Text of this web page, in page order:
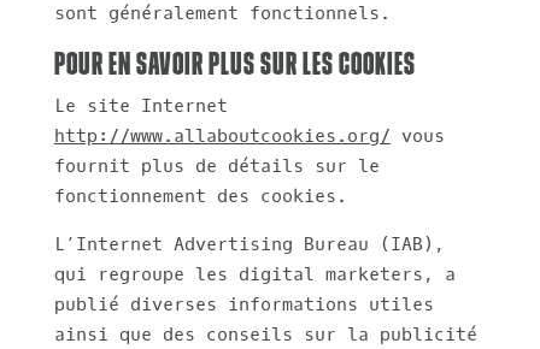
sont généralement fonctionnels.
Pour en savoir plus sur les cookies
Le site Internet
http://www.allaboutcookies.org/ vous
fournit plus de détails sur le
fonctionnement des cookies.
L’Internet Advertising Bureau (IAB),
qui regroupe les digital marketers, a
publié diverses informations utiles
ainsi que des conseils sur la publicité